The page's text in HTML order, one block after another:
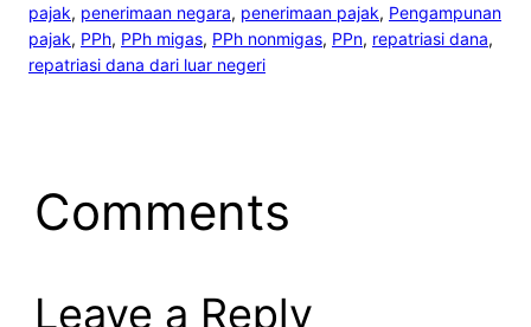
pajak, penerimaan negara, penerimaan pajak, Pengampunan
pajak, PPh, PPh migas, PPh nonmigas, PPn, repatriasi dana
repatriasi dana dari luar negeri
Comments
Leave a Reply